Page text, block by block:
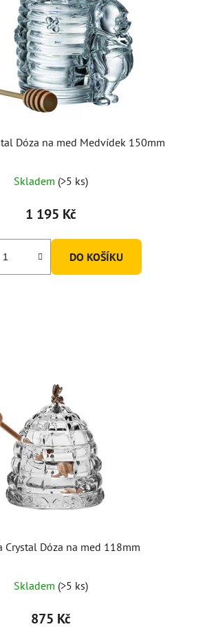
Dóza na med Medvídek 150mm
hodnocení
produktu
5,0
Skladem (>5 ks)
1 195 Kč
DO KOŠÍKU
Crystal Dóza na med 118mm
hodnocení
produktu
Skladem (>5 ks)
875 Kč